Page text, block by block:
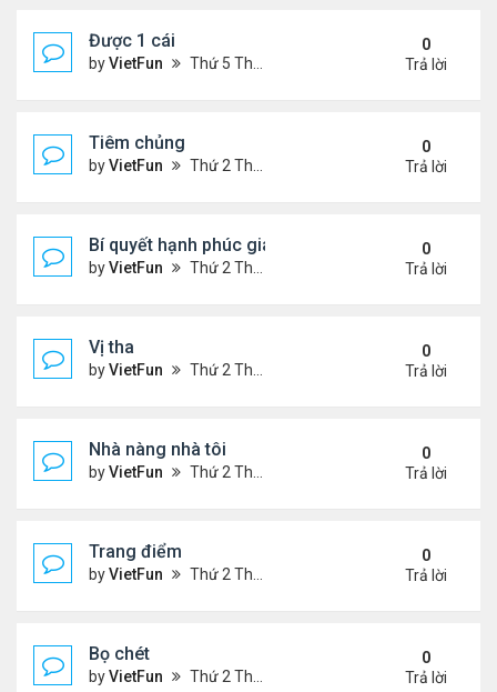
Được 1 cái
byVietFun Thứ 5 Tháng 3 03, 2022 4:44 pm
0
Trả lời
Tiêm chủng
byVietFun Thứ 2 Tháng 1 24, 2022 1:11 pm
0
Trả lời
Bí quyết hạnh phúc gia đình
byVietFun Thứ 2 Tháng 1 03, 2022 9:28 pm
0
Trả lời
Vị tha
byVietFun Thứ 2 Tháng 1 03, 2022 9:25 pm
0
Trả lời
Nhà nàng nhà tôi
byVietFun Thứ 2 Tháng 1 03, 2022 9:24 pm
0
Trả lời
Trang điểm
byVietFun Thứ 2 Tháng 1 03, 2022 9:18 pm
0
Trả lời
Bọ chét
byVietFun Thứ 2 Tháng 1 03, 2022 9:16 pm
0
Trả lời